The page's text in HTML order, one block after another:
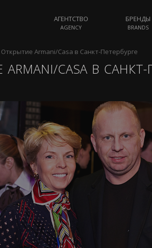
АГЕНТСТВО
AGENCY
БРЕНДЫ
BRANDS
Открытие Armani/Casa в Санкт-Петербурге
CASA В САНКТ-